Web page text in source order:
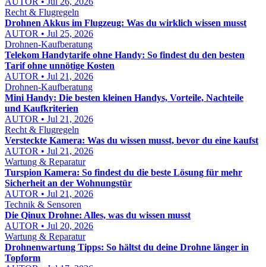
Recht & Flugregeln
Drohnen Akkus im Flugzeug: Was du wirklich wissen musst
AUTOR • Jul 25, 2026
Drohnen-Kaufberatung
Telekom Handytarife ohne Handy: So findest du den besten
Tarif ohne unnötige Kosten
AUTOR • Jul 21, 2026
Drohnen-Kaufberatung
Mini Handy: Die besten kleinen Handys, Vorteile, Nachteile
und Kaufkriterien
AUTOR • Jul 21, 2026
Recht & Flugregeln
Versteckte Kamera: Was du wissen musst, bevor du eine kaufst
AUTOR • Jul 21, 2026
Wartung & Reparatur
Turspion Kamera: So findest du die beste Lösung für mehr
Sicherheit an der Wohnungstür
AUTOR • Jul 21, 2026
Technik & Sensoren
Die Qinux Drohne: Alles, was du wissen musst
AUTOR • Jul 20, 2026
Wartung & Reparatur
Drohnenwartung Tipps: So hältst du deine Drohne länger in
Topform